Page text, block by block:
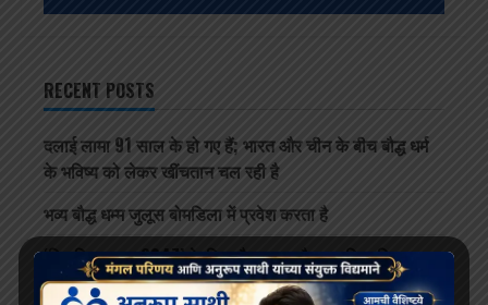
RECENT POSTS
दलाई लामा 91 साल के हो गए हैं; भारत और चीन के बीच बौद्ध धर्म
के भविष्य को लेकर खींचतान चल रही है
भव्य बौद्ध धम्म जुलूस बोमडिला में प्रवेश करता है
‘विकसित भारत 2047’ के लिए बौद्ध मूल्य और आधुनिक विज्ञान
अहम: हिमाचल के राज्यपाल